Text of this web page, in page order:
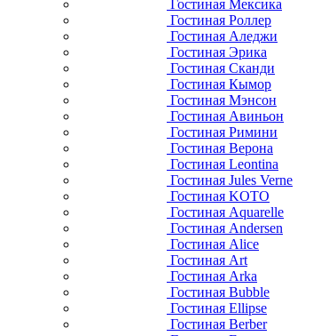
Гостиная Мексика
Гостиная Роллер
Гостиная Аледжи
Гостиная Эрика
Гостиная Сканди
Гостиная Кымор
Гостиная Мэнсон
Гостиная Авиньон
Гостиная Римини
Гостиная Верона
Гостиная Leontina
Гостиная Jules Verne
Гостиная KOTO
Гостиная Aquarelle
Гостиная Andersen
Гостиная Alice
Гостиная Art
Гостиная Arka
Гостиная Bubble
Гостиная Ellipse
Гостиная Berber